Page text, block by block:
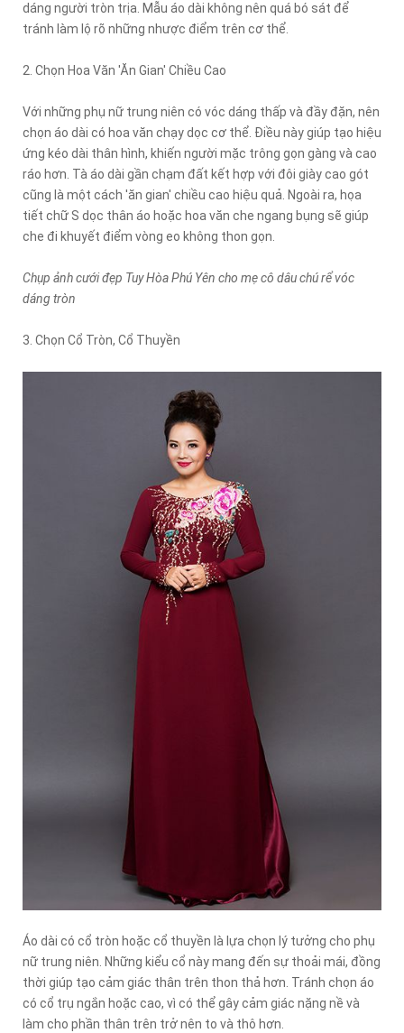
dáng người tròn trịa. Mẫu áo dài không nên quá bó sát để
tránh làm lộ rõ những nhược điểm trên cơ thể.
2. Chọn Hoa Văn 'Ăn Gian' Chiều Cao
Với những phụ nữ trung niên có vóc dáng thấp và đầy đặn, nên
chọn áo dài có hoa văn chạy dọc cơ thể. Điều này giúp tạo hiệu
ứng kéo dài thân hình, khiến người mặc trông gọn gàng và cao
ráo hơn. Tà áo dài gần chạm đất kết hợp với đôi giày cao gót
cũng là một cách 'ăn gian' chiều cao hiệu quả. Ngoài ra, họa
tiết chữ S dọc thân áo hoặc hoa văn che ngang bụng sẽ giúp
che đi khuyết điểm vòng eo không thon gọn.
Chụp ảnh cưới đẹp Tuy Hòa Phú Yên cho mẹ cô dâu chú rể vóc
dáng tròn
3. Chọn Cổ Tròn, Cổ Thuyền
Áo dài có cổ tròn hoặc cổ thuyền là lựa chọn lý tưởng cho phụ
nữ trung niên. Những kiểu cổ này mang đến sự thoải mái, đồng
thời giúp tạo cảm giác thân trên thon thả hơn. Tránh chọn áo
có cổ trụ ngắn hoặc cao, vì có thể gây cảm giác nặng nề và
làm cho phần thân trên trở nên to và thô hơn.